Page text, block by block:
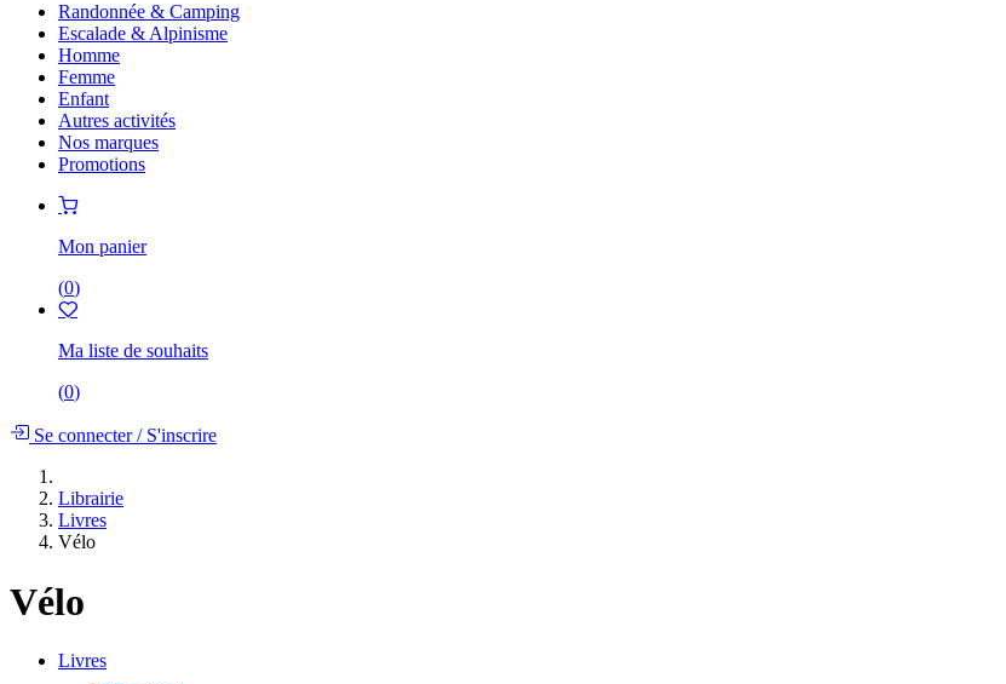
Randonnée & Camping
Escalade & Alpinisme
Homme
Femme
Enfant
Autres activités
Nos marques
Promotions
Mon panier
(0)
Ma liste de souhaits
(0)
Se connecter/S'inscrire
Librairie
Livres
Vélo
Vélo
Livres